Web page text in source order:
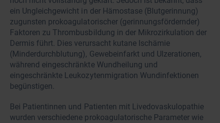
ein Ungleichgewicht in der Hämostase (Blutgerinnung)
zugunsten prokoagulatorischer (gerinnungsfördernder)
Faktoren zu Thrombusbildung in der Mikrozirkulation der
Dermis führt. Dies verursacht kutane Ischämie
(Minderdurchblutung), Gewebeinfarkt und Ulzerationen,
während eingeschränkte Wundheilung und
eingeschränkte Leukozytenmigration Wundinfektionen
begünstigen.
Bei Patientinnen und Patienten mit Livedovaskulopathie
wurden verschiedene prokoagulatorische Parameter wie